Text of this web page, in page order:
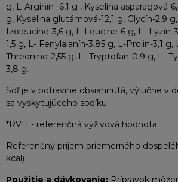
g, L-Arginín- 6,1 g , Kyselina asparagová-
g, Kyselina glutámová-12,1 g, Glycín-2,9
Izoleucine-3,6 g, L-Leucine-6 g, L-
1,5 g, L- Fenylalanín-3,85 g, L-Prolin-3,1 g,
Threonine-2,55 g, L- Tryptofan-0,9 g, L-
3,8 g.
Soľ je v potravine obsiahnutá, výlučne v
sa vyskytujúceho sodíku.
*RVH - referenčná výživová hodnota
Referenčný príjem priemerného
kcal)
Použitie a dávkovanie: Prípravok